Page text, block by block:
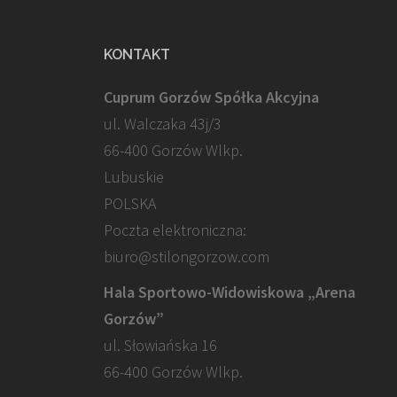
KONTAKT
Cuprum Gorzów Spółka Akcyjna
ul. Walczaka 43j/3
66-400 Gorzów Wlkp.
Lubuskie
POLSKA
Poczta elektroniczna:
biuro@stilongorzow.com
Hala Sportowo-Widowiskowa „Arena
Gorzów”
ul. Słowiańska 16
66-400 Gorzów Wlkp.